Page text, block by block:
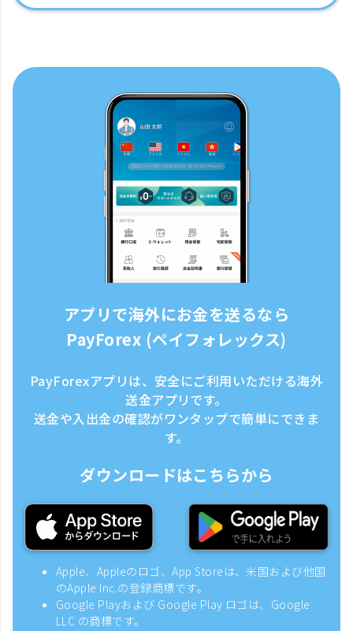
アプリで海外にお金を送るなら
PayForex (ペイフォレックス)
PayForexアプリは、安全にご利用いただける海外
送金アプリです。
送金や入出金の確認がワンタップで簡単にできま
す。
ダウンロードはこちらから
Apple、Appleのロゴ、App Storeは、米国および他国
のApple Inc.の登録商標です。
Google Playおよび Google Play ロゴは、Google
LLC の商標です。